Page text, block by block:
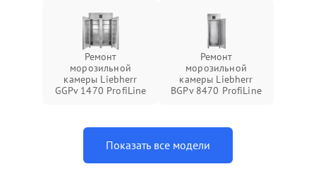
Ремонт
морозильной
камеры Liebherr
GGPv 1470 ProfiLine
Ремонт
морозильной
камеры Liebherr
BGPv 8470 ProfiLine
Показать все модели